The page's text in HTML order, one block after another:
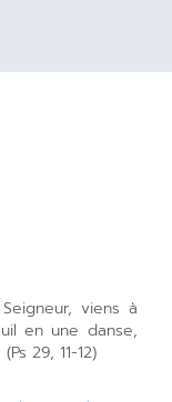
viens à
en une danse,
29, 11-12)